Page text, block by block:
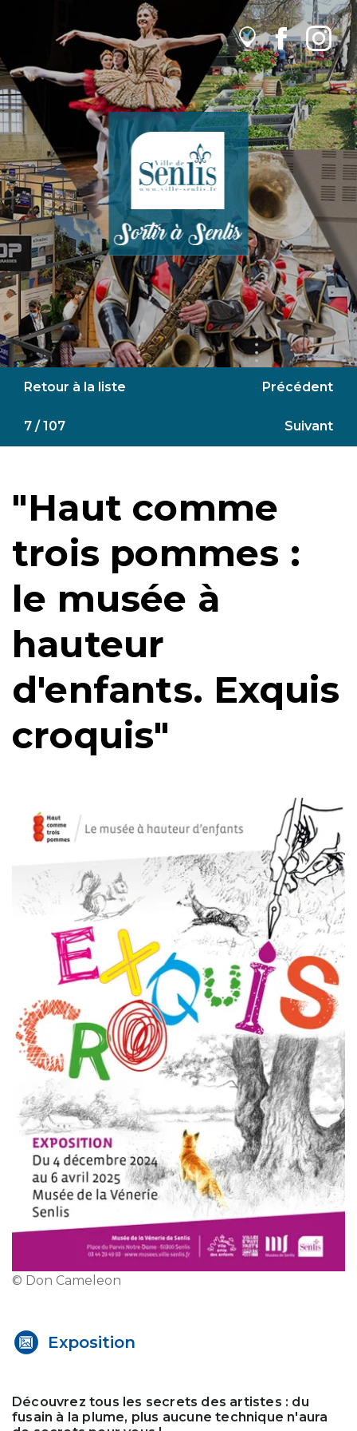
Retour à la liste Précédent
7 / 107 Suivant
"Haut comme
trois pommes :
le musée à
hauteur
d'enfants. Exquis
croquis"
© Don Cameleon
Exposition
Découvrez tous les secrets des artistes : du
fusain à la plume, plus aucune technique n'aura